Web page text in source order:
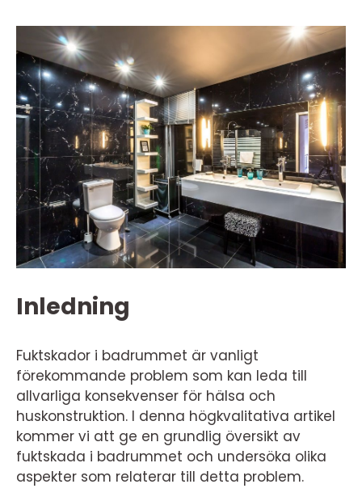
Inledning
Fuktskador i badrummet är vanligt
förekommande problem som kan leda till
allvarliga konsekvenser för hälsa och
huskonstruktion. I denna högkvalitativa artikel
kommer vi att ge en grundlig översikt av
fuktskada i badrummet och undersöka olika
aspekter som relaterar till detta problem.